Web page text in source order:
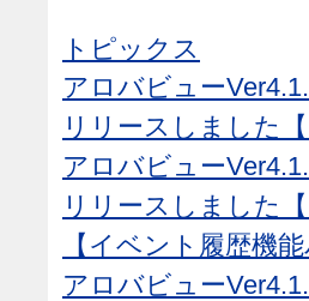
トピックス
アロバビュー
リリースしました
アロバビュー
リリースしました
【イベント履歴機
アロバビュー